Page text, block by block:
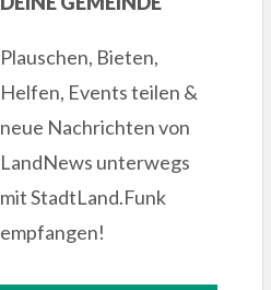
Plauschen, Bieten,
Helfen, Events teilen &
neue Nachrichten von
LandNews unterwegs
mit StadtLand.Funk
empfangen!